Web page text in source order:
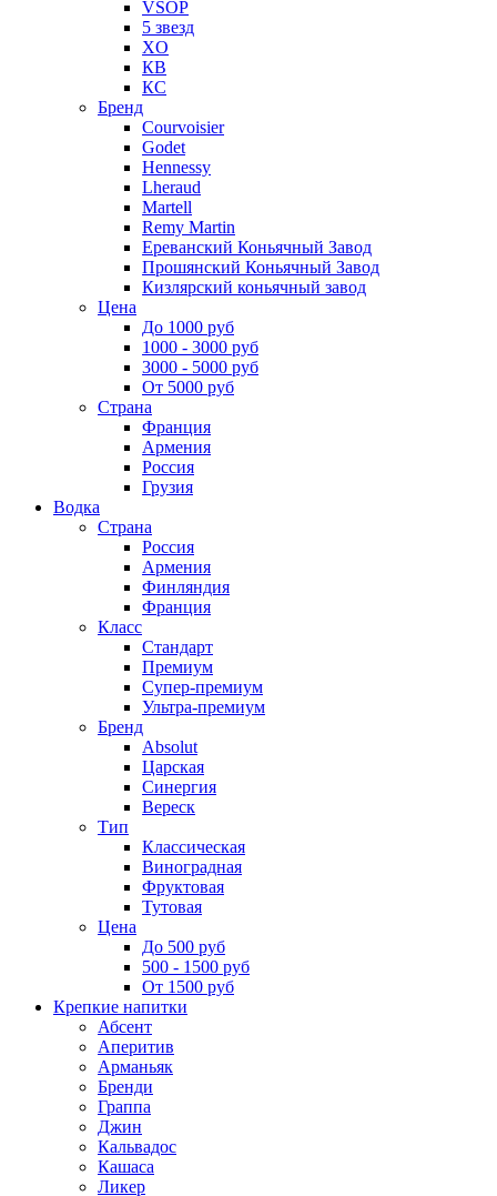
VSOP
5 звезд
XO
КВ
КС
Бренд
Courvoisier
Godet
Hennessy
Lheraud
Martell
Remy Martin
Ереванский Коньячный Завод
Прошянский Коньячный Завод
Кизлярский коньячный завод
Цена
До 1000 руб
1000 - 3000 руб
3000 - 5000 руб
От 5000 руб
Страна
Франция
Армения
Россия
Грузия
Водка
Страна
Россия
Армения
Финляндия
Франция
Класс
Стандарт
Премиум
Супер-премиум
Ультра-премиум
Бренд
Absolut
Царская
Синергия
Вереск
Тип
Классическая
Виноградная
Фруктовая
Тутовая
Цена
До 500 руб
500 - 1500 руб
От 1500 руб
Крепкие напитки
Абсент
Аперитив
Арманьяк
Бренди
Граппа
Джин
Кальвадос
Кашаса
Ликер